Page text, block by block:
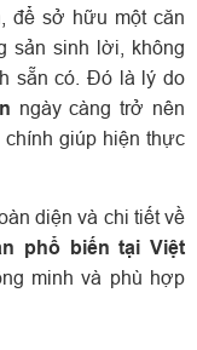
để sở hữu một căn
sản sinh lời, không
sẵn có. Đó là lý do
ngày càng trở nên
chính giúp hiện thực
diện và chi tiết về
phổ biến tại Việt
minh và phù hợp